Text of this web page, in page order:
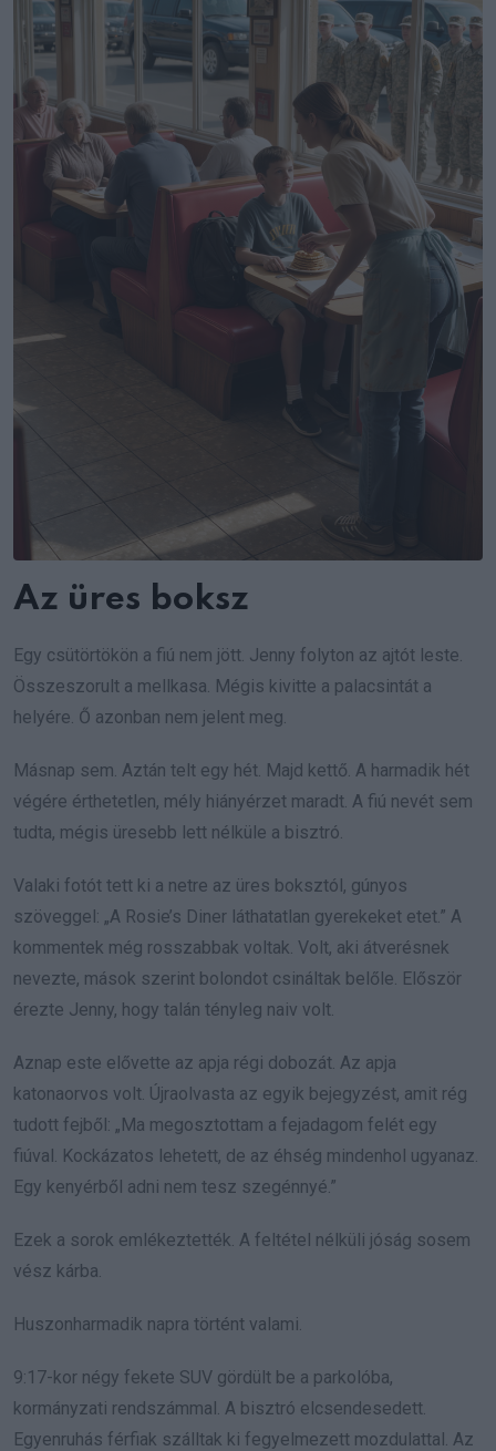
Az üres boksz
Egy csütörtökön a fiú nem jött. Jenny folyton az ajtót leste.
Összeszorult a mellkasa. Mégis kivitte a palacsintát a
helyére. Ő azonban nem jelent meg.
Másnap sem. Aztán telt egy hét. Majd kettő. A harmadik hét
végére érthetetlen, mély hiányérzet maradt. A fiú nevét sem
tudta, mégis üresebb lett nélküle a bisztró.
Valaki fotót tett ki a netre az üres boksztól, gúnyos
szöveggel: „A Rosie’s Diner láthatatlan gyerekeket etet.” A
kommentek még rosszabbak voltak. Volt, aki átverésnek
nevezte, mások szerint bolondot csináltak belőle. Először
érezte Jenny, hogy talán tényleg naiv volt.
Aznap este elővette az apja régi dobozát. Az apja
katonaorvos volt. Újraolvasta az egyik bejegyzést, amit rég
tudott fejből: „Ma megosztottam a fejadagom felét egy
fiúval. Kockázatos lehetett, de az éhség mindenhol ugyanaz.
Egy kenyérből adni nem tesz szegénnyé.”
Ezek a sorok emlékeztették. A feltétel nélküli jóság sosem
vész kárba.
Huszonharmadik napra történt valami.
9:17-kor négy fekete SUV gördült be a parkolóba,
kormányzati rendszámmal. A bisztró elcsendesedett.
Egyenruhás férfiak szálltak ki fegyelmezett mozdulattal. Az